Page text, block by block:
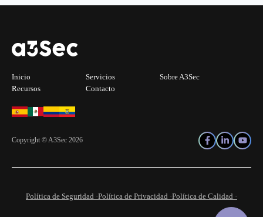
Inicio Servicios
Sobre A3Sec
Recursos
Contacto
Copyright © A3Sec 2026
Política de Seguridad ·Política de Privacidad ·Política de Calidad ·